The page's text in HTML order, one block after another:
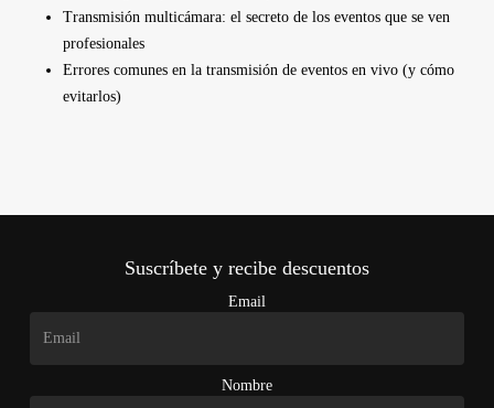
Transmisión multicámara: el secreto de los eventos que se ven
profesionales
Errores comunes en la transmisión de eventos en vivo (y cómo
evitarlos)
Suscríbete y recibe descuentos
Email
Nombre